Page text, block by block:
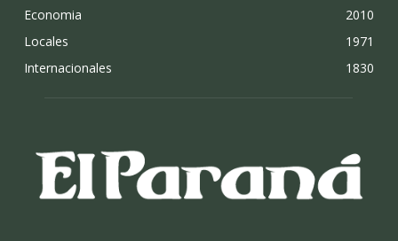
Economia
2010
Locales
1971
Internacionales
1830